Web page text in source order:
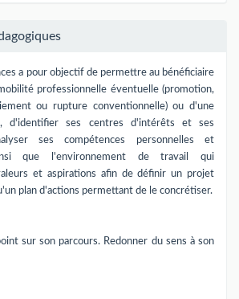
a pour objectif de permettre au bénéficiaire
professionnelle éventuelle (promotion,
ou rupture conventionnelle) ou d'une
d'identifier ses centres d'intérêts et ses
ses compétences personnelles et
que l'environnement de travail qui
et aspirations afin de définir un projet
plan d'actions permettant de le concrétiser.
sur son parcours. Redonner du sens à son